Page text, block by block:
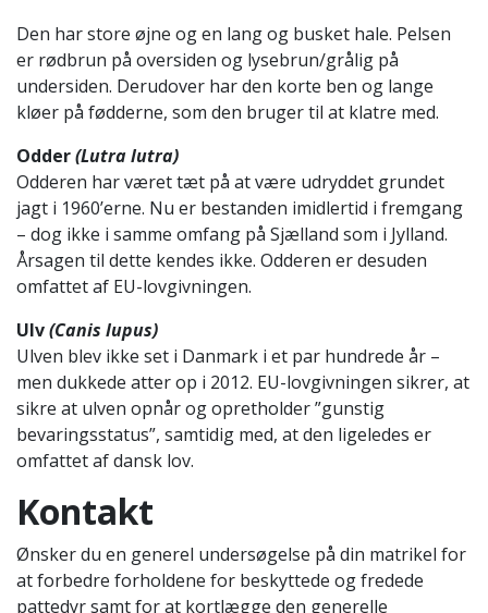
Den har store øjne og en lang og busket hale. Pelsen
er rødbrun på oversiden og lysebrun/grålig på
undersiden. Derudover har den korte ben og lange
kløer på fødderne, som den bruger til at klatre med.
Odder(Lutra lutra)
Odderen har været tæt på at være udryddet grundet
jagt i 1960’erne. Nu er bestanden imidlertid i fremgang
– dog ikke i samme omfang på Sjælland som i Jylland.
Årsagen til dette kendes ikke. Odderen er desuden
omfattet af EU-lovgivningen.
Ulv(Canis lupus)
Ulven blev ikke set i Danmark i et par hundrede år –
men dukkede atter op i 2012. EU-lovgivningen sikrer, at
sikre at ulven opnår og opretholder ”gunstig
bevaringsstatus”, samtidig med, at den ligeledes er
omfattet af dansk lov.
Kontakt
Ønsker du en generel undersøgelse på din matrikel for
at forbedre forholdene for beskyttede og fredede
pattedyr samt for at kortlægge den generelle